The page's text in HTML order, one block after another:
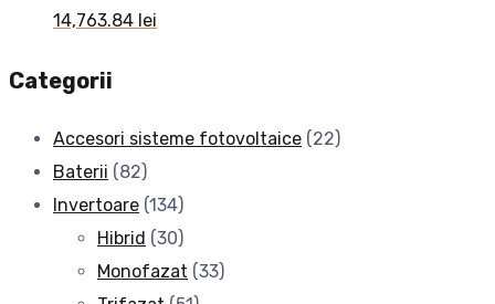
14,763.84 lei
Categorii
Accesori sisteme fotovoltaice (22)
Baterii (82)
Invertoare (134)
Hibrid (30)
Monofazat (33)